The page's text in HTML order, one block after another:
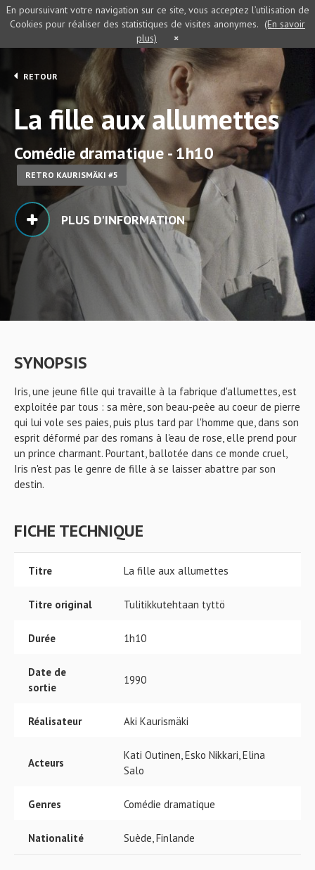
RETOUR
La fille aux allumettes
Comédie dramatique - 1h10
RETRO KAURISMÄKI #5
PLUS D'INFORMATION
SYNOPSIS
Iris, une jeune fille qui travaille à la fabrique d'allumettes, est
exploitée par tous : sa mère, son beau-peèe au coeur de pierre
qui lui vole ses paies, puis plus tard par l'homme que, dans son
esprit déformé par des romans à l'eau de rose, elle prend pour
un prince charmant. Pourtant, ballotée dans ce monde cruel,
Iris n'est pas le genre de fille à se laisser abattre par son
destin.
FICHE TECHNIQUE
Titre La fille aux allumettes
Titre original Tulitikkutehtaan tyttö
Durée 1h10
Date de
sortie
1990
Réalisateur Aki Kaurismäki
Acteurs
Kati Outinen, Esko Nikkari, Elina
Salo
Genres Comédie dramatique
Nationalité Suède, Finlande
En poursuivant votre navigation sur ce site, vous acceptez l’utilisation de
Cookies pour réaliser des statistiques de visites anonymes. (En savoir
plus)
×